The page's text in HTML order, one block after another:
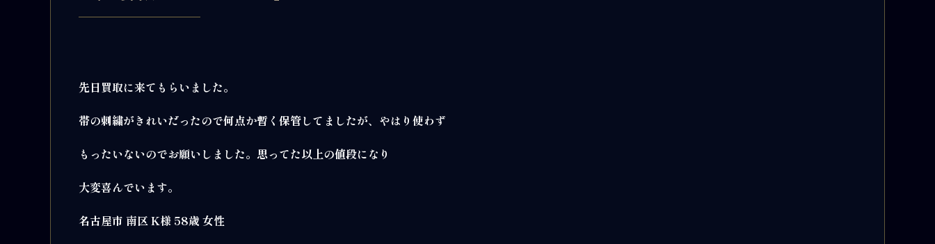
先日買取に来てもらいました。
帯の刺繍がきれいだったので何点か暫く保管してましたが、やはり使わず
もったいないのでお願いしました。思ってた以上の値段になり
大変喜んでいます。
名古屋市 南区 K様 58歳 女性